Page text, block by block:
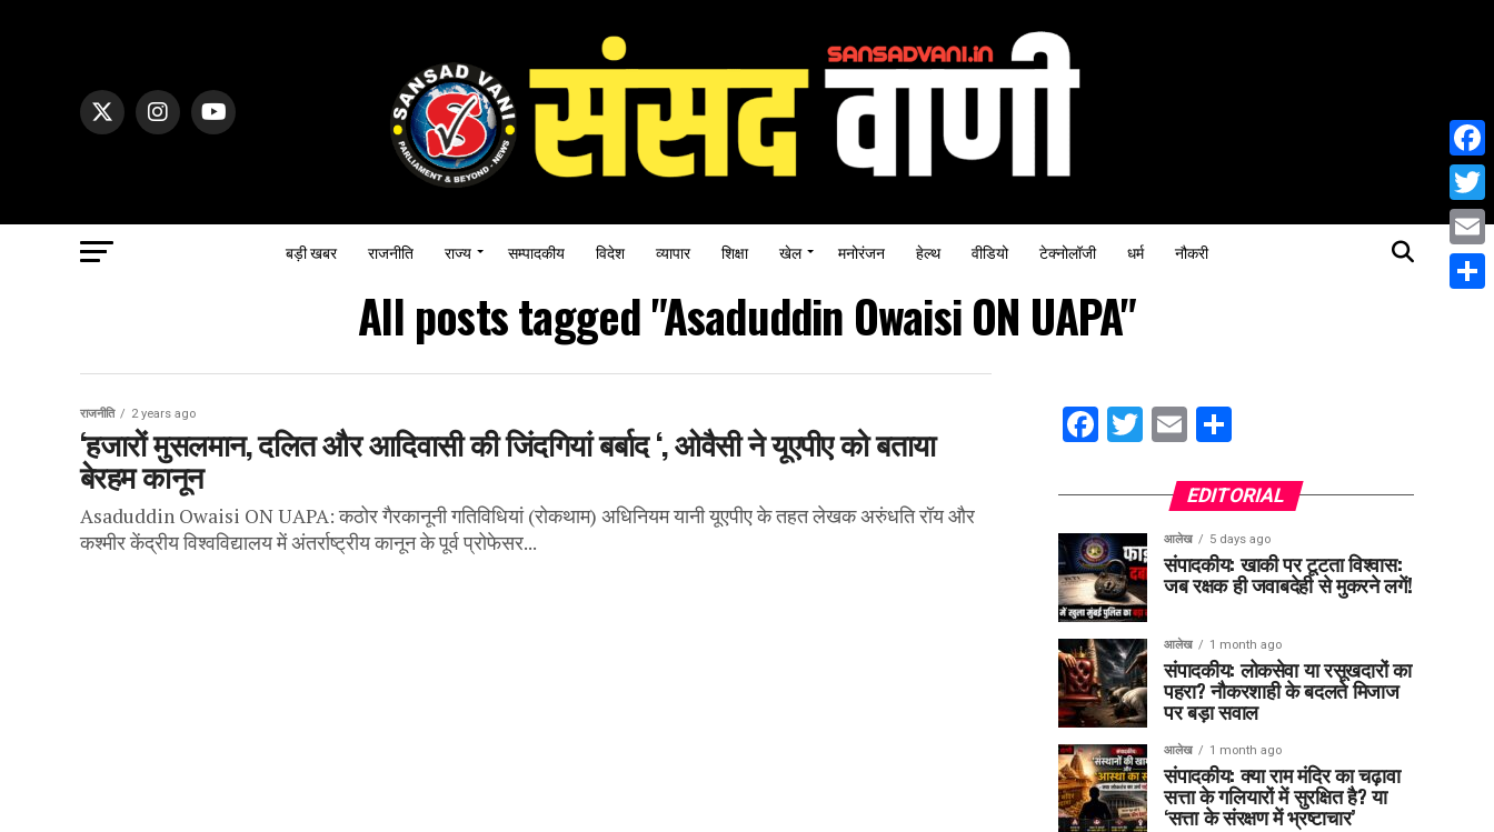
बड़ी खबर राजनीति राज्य सम्पादकीय विदेश व्यापार शिक्षा खेल मनोरंजन हेल्थ वीडियो टेक्नोलॉजी धर्म नौकरी
All posts tagged "Asaduddin Owaisi ON UAPA"
राजनीति 2 years ago
‘हजारों मुसलमान, दलित और आदिवासी की जिंदगियां बर्बाद ‘, ओवैसी ने यूएपीए को बताया
बेरहम कानून
Asaduddin Owaisi ON UAPA: कठोर गैरकानूनी गतिविधियां (रोकथाम) अधिनियम यानी यूएपीए के तहत लेखक अरुंधति रॉय और
कश्मीर केंद्रीय विश्वविद्यालय में अंतर्राष्ट्रीय कानून के पूर्व प्रोफेसर...
Facebook
Twitter
Email
EDITORIAL
आलेख 5 days ago
संपादकीय: खाकी पर टूटता विश्वास:
जब रक्षक ही जवाबदेही से मुकरने लगें!
आलेख 1 month ago
संपादकीय: लोकसेवा या रसूखदारों का
पहरा? नौकरशाही के बदलते मिजाज
पर बड़ा सवाल
आलेख 1 month ago
संपादकीय: क्या राम मंदिर का चढ़ावा
सत्ता के गलियारों में सुरक्षित है? या
‘सत्ता के संरक्षण में भ्रष्टाचार’
Email